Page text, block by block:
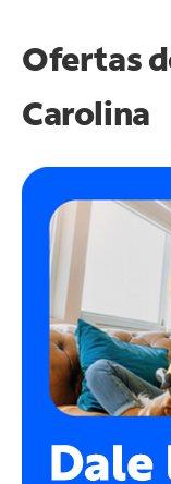
Ofertas
Carolina